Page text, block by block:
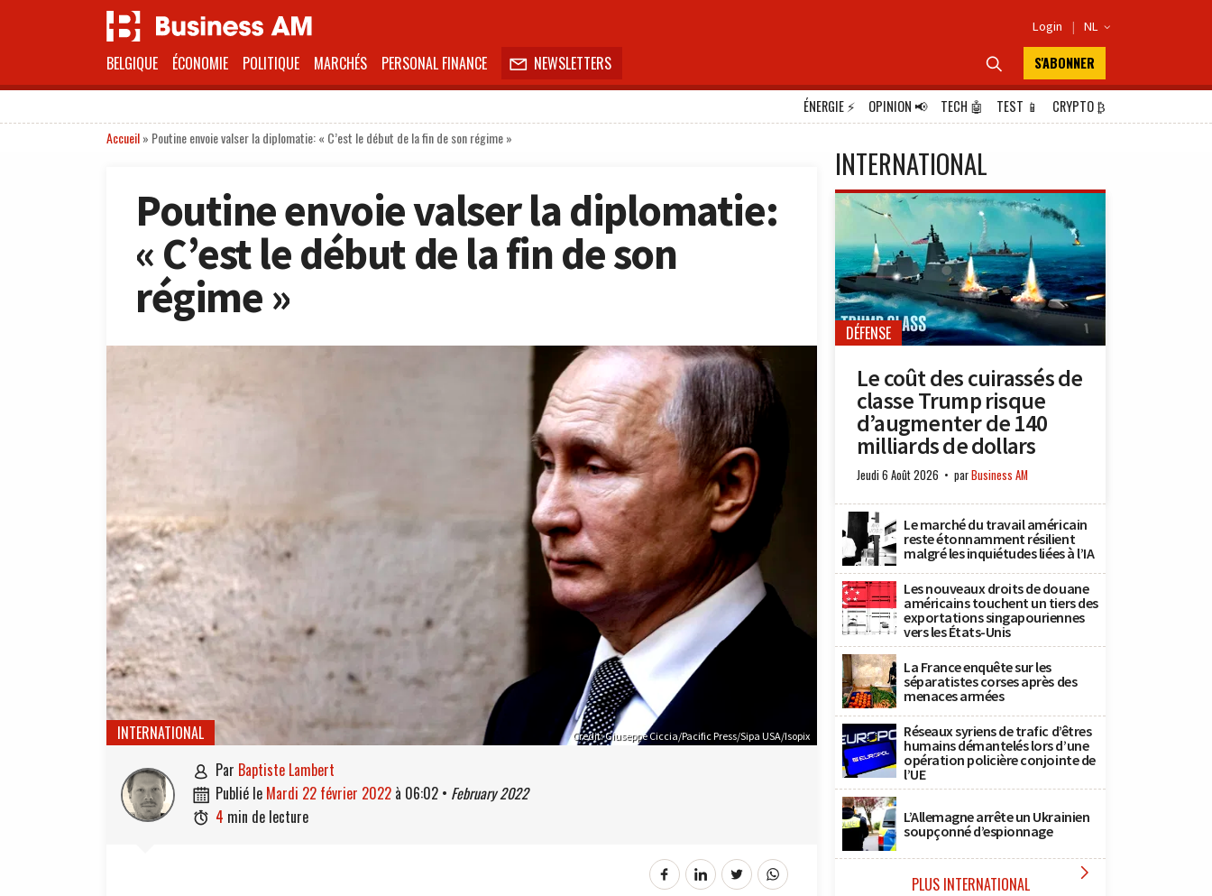
Login | NL 
BELGIQUE ÉCONOMIE POLITIQUE MARCHÉS PERSONAL FINANCE  NEWSLETTERS  S'ABONNER
ÉNERGIE⚡ OPINION📢 TECH 🤖 TEST 📱 CRYPTO₿
Accueil» Poutine envoie valser la diplomatie: « C’est le début de la fin de son régime »
Poutine envoie valser la diplomatie:
« C’est le début de la fin de son
régime »
Credit: Giuseppe Ciccia/Pacific Press/Sipa USA/Isopix
INTERNATIONAL
 par Baptiste Lambert
 publié le mardi 22 février 2022 à 06:02 • February 2022
 4 min de lecture
INTERNATIONAL
DÉFENSE
Le coût des cuirassés de
classe Trump risque
d’augmenter de 140
milliards de dollars
Jeudi 6 Août 2026 parBusiness AM
Le marché du travail américain
reste étonnamment résilient
malgré les inquiétudes liées à l’IA
Les nouveaux droits de douane
américains touchent un tiers des
exportations singapouriennes
vers les États-Unis
La France enquête sur les
séparatistes corses après des
menaces armées
Réseaux syriens de trafic d’êtres
humains démantelés lors d’une
opération policière conjointe de
l’UE
L’Allemagne arrête un Ukrainien
soupçonné d’espionnage
PLUS INTERNATIONAL 